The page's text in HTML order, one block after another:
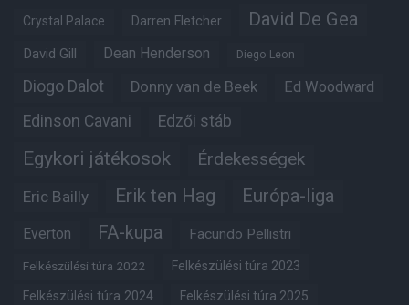
Crystal Palace Darren Fletcher David De Gea
David Gill Dean Henderson Diego Leon
Diogo Dalot Donny van de Beek Ed Woodward
Edinson Cavani Edzői stáb
Egykori játékosok Érdekességek
Eric Bailly Erik ten Hag Európa-liga
Everton FA-kupa Facundo Pellistri
Felkészülési túra 2022 Felkészülési túra 2023
Felkészülési túra 2024 Felkészülési túra 2025